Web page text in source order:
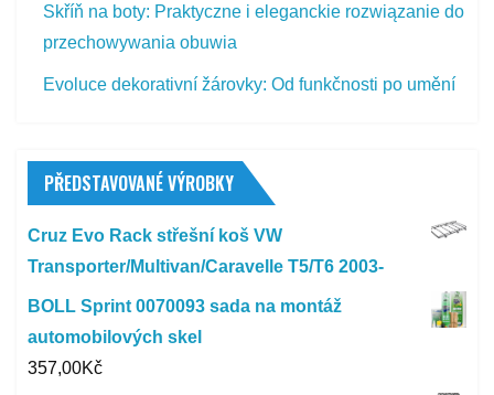
Skříň na boty: Praktyczne i eleganckie rozwiązanie do
przechowywania obuwia
Evoluce dekorativní žárovky: Od funkčnosti po umění
PŘEDSTAVOVANÉ VÝROBKY
Cruz Evo Rack střešní koš VW
Transporter/Multivan/Caravelle T5/T6 2003-
BOLL Sprint 0070093 sada na montáž
automobilových skel
357,00Kč